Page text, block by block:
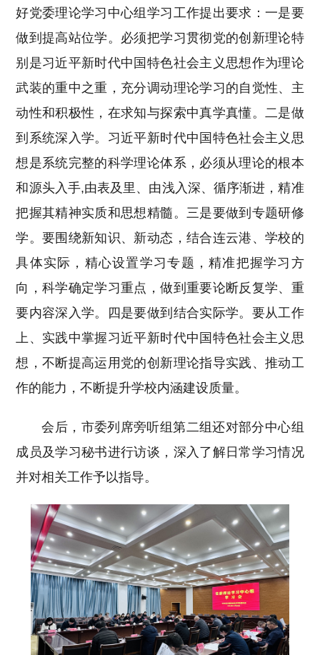
好党委理论学习中心组学习工作提出要求： 一是要
做到提高站位学。 必须把学习贯彻党的创新理论特
别是习近平新时代中国特色社会主义思想作为理论
武装的重中之重，充分调动理论学习的自觉性、主
动性和积极性，在求知与探索中真学真懂。
二是做
到系统深入学。 习近平新时代中国特色社会主义思
想是系统完整的科学理论体系，必须从理论的根本
和源头入手,由表及里、由浅入深、循序渐进，精准
把握其精神实质和思想精髓。 三是要做到专题研修
学。要围绕新知识、新动态，结合连云港、学校的
具体实际，精心设置学习专题，精准把握学习方
向，科学确定学习重点，做到重要论断反复学、重
要内容深入学。
四是要做到结合实际学。 要从工作
上、实践中掌握习近平新时代中国特色社会主义思
想，不断提高运用党的创新理论指导实践、推动工
作的能力，不断提升学校内涵建设质量。
会后，市委列席旁听组第二组还对部分中心组
成员及学习秘书进行访谈，深入了解日常学习情况
并对相关工作予以指导。